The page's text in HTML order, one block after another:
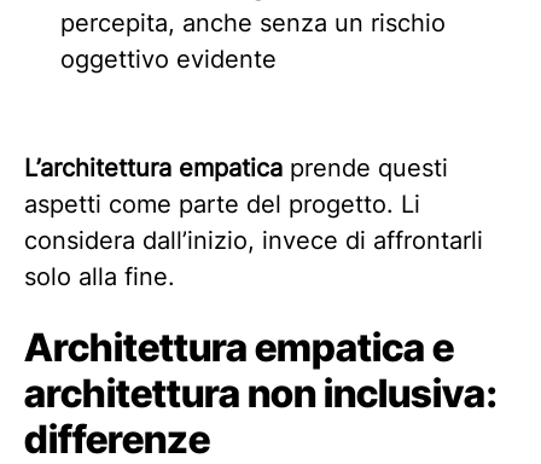
percepita, anche senza un rischio
oggettivo evidente
L’architettura empatica prende questi
aspetti come parte del progetto. Li
considera dall’inizio, invece di affrontarli
solo alla fine.
Architettura empatica e
architettura non inclusiva:
differenze